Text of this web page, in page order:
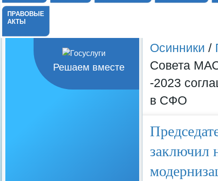
ПРАВОВЫЕ
АКТЫ
Осинники /
Совета
-2023
в СФО
заключил
Решаем вместе